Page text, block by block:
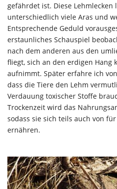
gefährdet ist. Diese Lehmlecken
unterschiedlich viele Aras und
Entsprechende Geduld
erstaunliches Schauspiel
nach dem anderen aus den
fliegt, sich an den erdigen Hang
aufnimmt. Später erfahre ich
dass die Tiere den Lehm
Verdauung toxischer Stoffe
Trockenzeit wird das
sodass sie sich teils auch von
ernähren.